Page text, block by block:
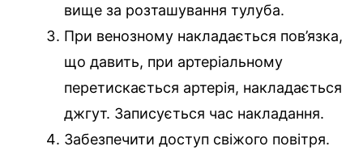
вище за розташування тулуба.
При венозному накладається пов’язка,
що давить, при артеріальному
перетискається артерія, накладається
джгут. Записується час накладання.
Забезпечити доступ свіжого повітря.